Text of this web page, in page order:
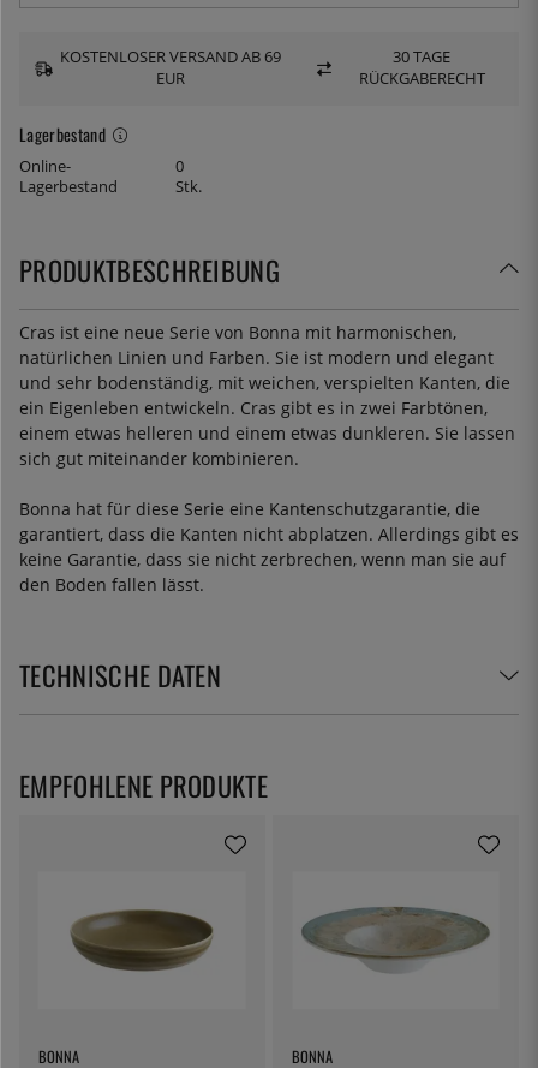
Lagerbestand
Online-
Lagerbestand
0
Stk.
KOSTENLOSER VERSAND AB 69
EUR
30 TAGE
RÜCKGABERECHT
PRODUKTBESCHREIBUNG
Cras ist eine neue Serie von Bonna mit harmonischen,
natürlichen Linien und Farben. Sie ist modern und elegant
und sehr bodenständig, mit weichen, verspielten Kanten, die
ein Eigenleben entwickeln. Cras gibt es in zwei Farbtönen,
einem etwas helleren und einem etwas dunkleren. Sie lassen
sich gut miteinander kombinieren.
Bonna hat für diese Serie eine Kantenschutzgarantie, die
garantiert, dass die Kanten nicht abplatzen. Allerdings gibt es
keine Garantie, dass sie nicht zerbrechen, wenn man sie auf
den Boden fallen lässt.
TECHNISCHE DATEN
BONNA BONNA
EMPFOHLENE PRODUKTE